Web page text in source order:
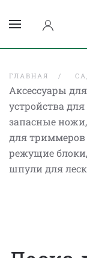
ГЛАВНАЯ
Аксессуары
устройства
запасные
для
режущие
шпули для